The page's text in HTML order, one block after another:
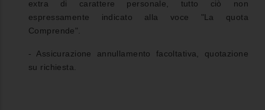
extra di carattere personale, tutto ciò non
espressamente indicato alla voce "La quota
Comprende".
- Assicurazione annullamento facoltativa, quotazione
su richiesta.